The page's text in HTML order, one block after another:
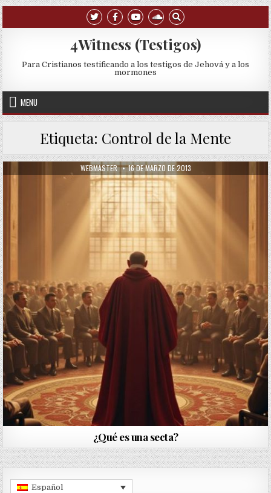
Skip to content
4Witness (Testigos)
Para Cristianos testificando a los testigos de Jehová y a los
mormones
MENU
Etiqueta: Control de la Mente
AUTHOR:
WEBMASTER PUBLISHED DATE:
16 DE MARZO DE 2013
¿Qué es una secta?
Español